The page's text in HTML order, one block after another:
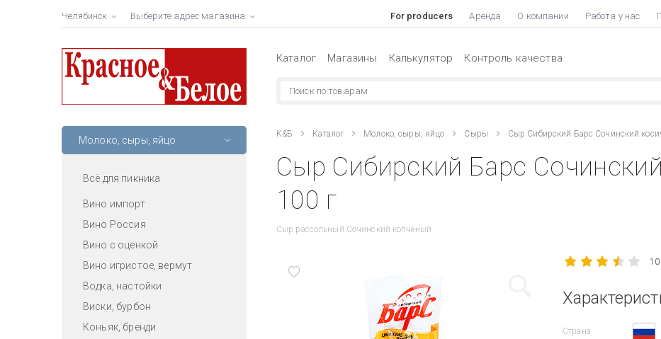
Челябинск Выберите адрес магазина For producers Аренда О компании Работа у нас
Каталог Магазины Калькулятор Контроль качества
Молоко, сыры, яйцо
Всё для пикника
Вино импорт
Вино Россия
Вино с оценкой
Вино игристое, вермут
Водка, настойки
Виски, бурбон
Коньяк, бренди
К&Б Каталог Молоко, сыры, яйцо Сыры Сыр Сибирский Барс Сочинский
Сыр Сибирский Барс
100 г
Сыр рассольный Сочинский копченый
10
Страна